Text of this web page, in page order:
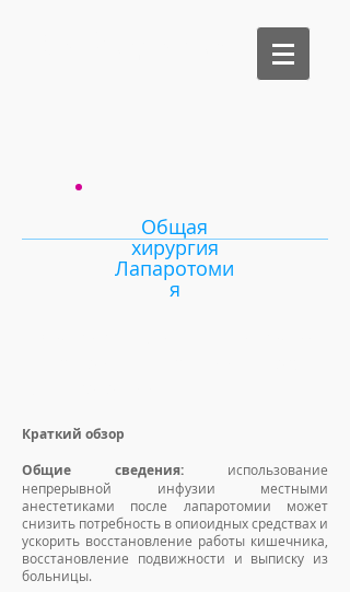
Краткий обзор
Общие сведения: использование
непрерывной инфузии местными
анестетиками после лапаротомии может
снизить потребность в опиоидных средствах и
ускорить восстановление работы кишечника,
восстановление подвижности и выписку из
больницы.
Общая
хирургия
Лапаротоми
я